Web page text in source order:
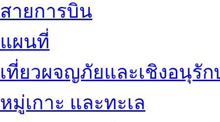
สายการบิน
แผนที่
เที่ยวผจญภัยและเชิงอนุรัก
หมู่เกาะ และทะเล